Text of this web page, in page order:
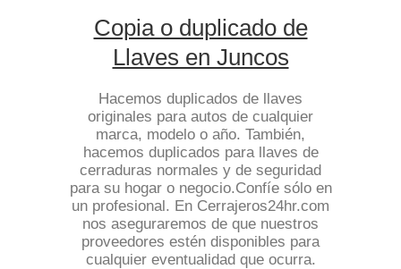
Copia o duplicado de
Llaves en Juncos
Hacemos duplicados de llaves
originales para autos de cualquier
marca, modelo o año. También,
hacemos duplicados para llaves de
cerraduras normales y de seguridad
para su hogar o negocio.Confíe sólo en
un profesional. En Cerrajeros24hr.com
nos aseguraremos de que nuestros
proveedores estén disponibles para
cualquier eventualidad que ocurra.